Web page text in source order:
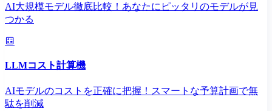
AI大規模モデル徹底比較！あなたにピッタリのモデルが見
つかる
LLMコスト計算機
AIモデルのコストを正確に把握！スマートな予算計画で無
駄を削減